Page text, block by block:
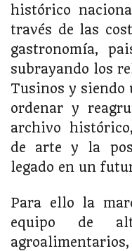
histórico
través de las
gastronomía,
subrayando los
Tusinos y siendo
ordenar y
archivo
de arte y la
legado en un
Para ello la
equipo de